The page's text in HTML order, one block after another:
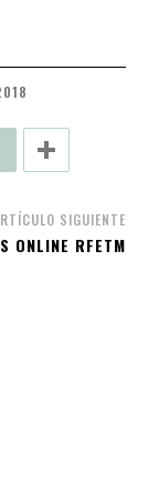
SIGUIENTE
ONLINE RFETM